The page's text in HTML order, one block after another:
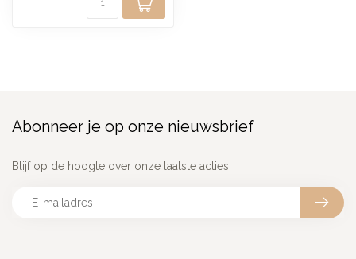
Abonneer je op onze nieuwsbrief
Blijf op de hoogte over onze laatste acties